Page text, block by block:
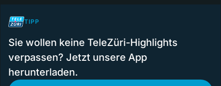
TIPP
Sie wollen keine TeleZüri-Highlights
verpassen? Jetzt unsere App
herunterladen.